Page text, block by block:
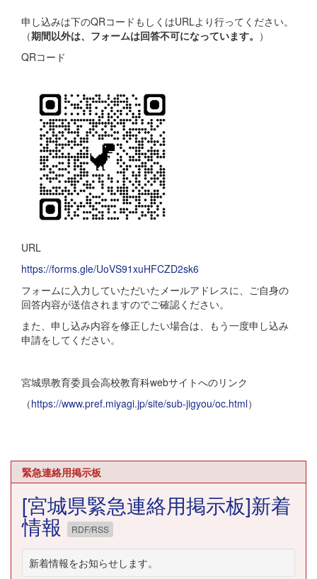
申し込みは下のQRコードもしくはURLより行ってください。
（期間以外は、フォームは回答不可になっています。 ）
QRコード
URL
https://forms.gle/UoVS91xuHFCZD2sk6
フォームに入力していただいたメールアドレスに、ご自身の
回答内容が送信されますのでご確認ください。
また、申し込み内容を修正したい場合は、もう一度申し込み
申請をしてください。
宮城県教育委員会高校教育科webサイトへのリンク
（https://www.pref.miyagi.jp/site/sub-jigyou/oc.html）
緊急連絡用掲示板
[宮城県緊急連絡用掲示板]新着
情報 RDF/RSS
新着情報をお知らせします。